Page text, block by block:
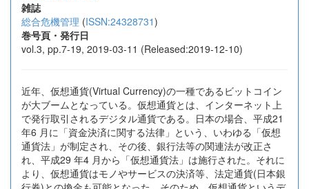
雑誌
総合危機管理 (ISSN:24328731)
巻号頁・発行日
vol.3, pp.7-19, 2019-03-11 (Released:2019-12-10)
近年、仮想通貨(Virtual Currency)の一種であるビットコイン
が大ブームとなっている。仮想通貨とは、インターネット上
で発行取引されるデジタル通貨である。日本の場合、平成21
年6 月に「資金決済に関する法律」という、いわゆる「仮想
通貨法」が制定され、その後、銀行法等の関連法が改正さ
れ、平成29 年4 月から「仮想通貨法」は施行された。それに
より、仮想通貨はモノやサービスの決済等、法定通貨(日本銀